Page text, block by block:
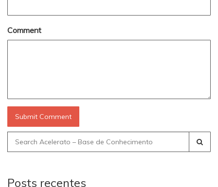
Comment
Search
for:
Posts recentes